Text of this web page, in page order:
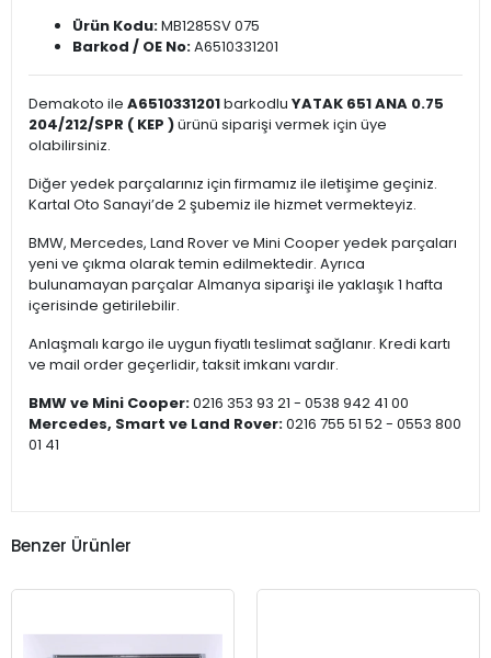
Ürün Kodu:MB1285SV 075
Barkod / OE No:A6510331201
Demakoto ile A6510331201barkodlu YATAK 651 ANA 0.75
204/212/SPR ( KEP )ürünü siparişi vermek için üye
olabilirsiniz.
Diğer yedek parçalarınız için firmamız ile iletişime geçiniz.
Kartal Oto Sanayi’de 2 şubemiz ile hizmet vermekteyiz.
BMW, Mercedes, Land Rover ve Mini Cooper yedek parçaları
yeni ve çıkma olarak temin edilmektedir. Ayrıca
bulunamayan parçalar Almanya siparişi ile yaklaşık 1 hafta
içerisinde getirilebilir.
Anlaşmalı kargo ile uygun fiyatlı teslimat sağlanır. Kredi kartı
ve mail order geçerlidir, taksit imkanı vardır.
BMW ve Mini Cooper:0216 353 93 21 - 0538 942 41 00
Mercedes, Smart ve Land Rover:0216 755 51 52 - 0553 800
01 41
Benzer Ürünler